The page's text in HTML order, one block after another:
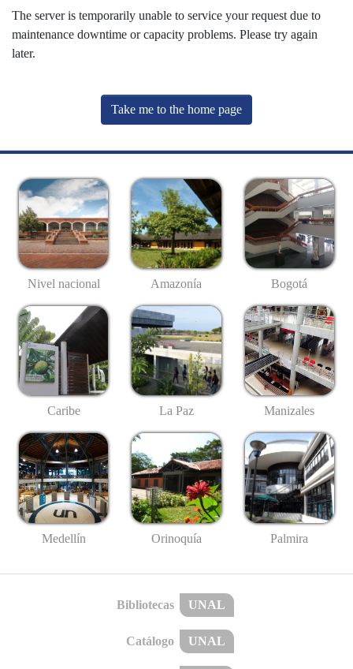
The server is temporarily unable to service your request due to
maintenance downtime or capacity problems. Please try again
later.
Take me to the home page
Nivel nacional Amazonía Bogotá
Caribe La Paz Manizales
Medellín Orinoquía Palmira
Bibliotecas UNAL
Catálogo UNAL